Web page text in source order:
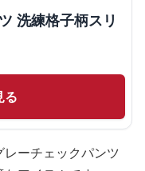
洗練格子柄スリ
る
ーチェックパンツ